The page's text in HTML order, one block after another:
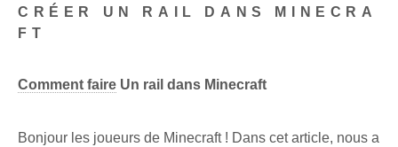
CRÉER UN RAIL DANS MINECRA
FT
Comment faire Un rail dans Minecraft
Bonjour les joueurs de Minecraft ! Dans cet article, nous a